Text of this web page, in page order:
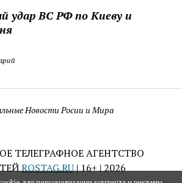
удар ВС РФ по Киеву и
Новости Росии и Мира
ТЕЛЕГРАФНОЕ АГЕНТСТВО
ROSTAG.RU| 16+ | 2026